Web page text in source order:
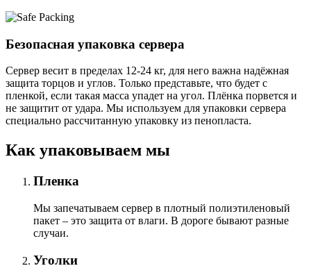
Безопасная упаковка сервера
Сервер весит в пределах 12-24 кг, для него важна надёжная
защита торцов и углов. Только представьте, что будет с
пленкой, если такая масса упадет на угол. Плёнка порвется и
не защитит от удара. Мы используем для упаковки сервера
специально расcчитанную упаковку из пенопласта.
Как упаковываем мы
Пленка
Мы запечатываем сервер в плотный полиэтиленовый
пакет – это защита от влаги. В дороге бывают разные
случаи.
Уголки